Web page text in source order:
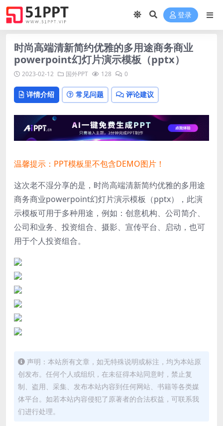
登录
时尚高端清新简约优雅的多用途商务商业
powerpoint幻灯片演示模板（pptx）
2023-02-12 国外PPT 128 0
详情介绍 常见问题 评论建议
温馨提示：PPT模板里不包含DEMO图片！
这次老不湿分享的是，时尚高端清新简约优雅的多用途
商务商业powerpoint幻灯片演示模板（pptx），此演
示模板可用于多种用途，例如：创意机构、公司简介、
公司和业务、投资组合、摄影、宣传平台、启动，也可
用于个人投资组合。
声明：本站所有文章，如无特殊说明或标注，均为本站原
创发布。任何个人或组织，在未征得本站同意时，禁止复
制、盗用、采集、发布本站内容到任何网站、书籍等各类媒
体平台。如若本站内容侵犯了原著者的合法权益，可联系我
们进行处理。